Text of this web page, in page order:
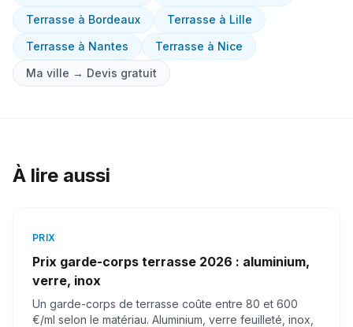
Terrasse à Bordeaux Terrasse à Lille
Terrasse à Nantes Terrasse à Nice
Ma ville → Devis gratuit
À lire aussi
PRIX
Prix garde-corps terrasse 2026 : aluminium,
verre, inox
Un garde-corps de terrasse coûte entre 80 et 600
€/ml selon le matériau. Aluminium, verre feuilleté, inox,